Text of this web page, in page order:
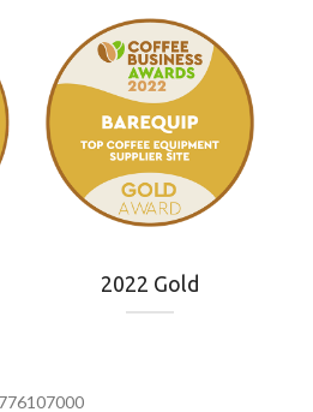
2022 Gold